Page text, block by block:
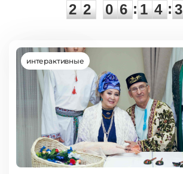
2 2
0 6 : 1 4 : 3
интерактивные